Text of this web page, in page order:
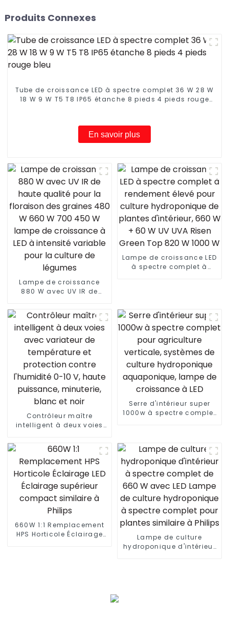
Produits Connexes
Tube de croissance LED à spectre complet 36 W 28 W
18 W 9 W T5 T8 IP65 étanche 8 pieds 4 pieds rouge
En savoir plus
Lampe de croissance
880 W avec UV IR de
floraison des graines
480 W 660 W 700 450 W
lampe de croissance à
LED à intensité variable
pour la culture de
légumes
Lampe de croissance LED
à spectre complet à
Green Top 820 W 1000 W
Contrôleur maître
intelligent à deux voies
température et protection
contre l'humidité 0-10 V,
haute puissance,
minuterie, blanc et noir
Serre d'intérieur super
1000w à spectre complet
aquaponique, lampe de
croissance à LED
660W 1:1 Remplacement
HPS Horticole Éclairage
Lampe de culture
hydroponique d'intérieur